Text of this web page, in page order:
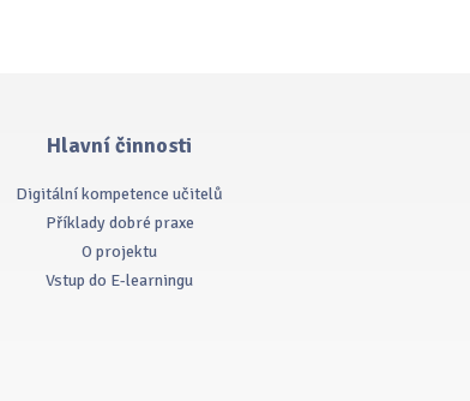
Hlavní činnosti
Digitální kompetence učitelů
Příklady dobré praxe
O projektu
Vstup do E-learningu